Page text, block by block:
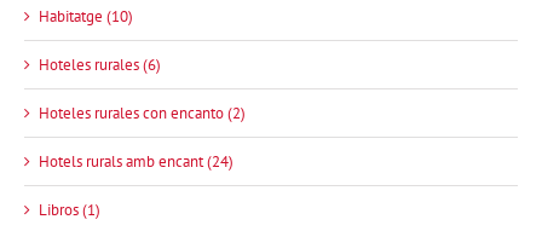
Habitatge (10)
Hoteles rurales (6)
Hoteles rurales con encanto (2)
Hotels rurals amb encant (24)
Libros (1)